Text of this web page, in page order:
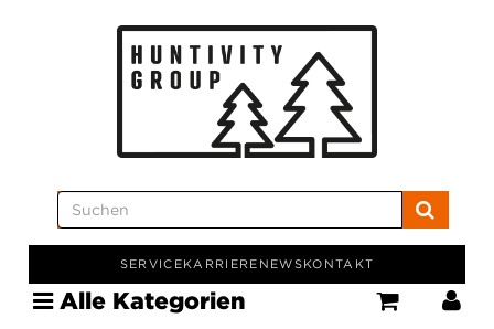
SERVICEKARRIERE NEWSKONTAKT
Alle Kategorien